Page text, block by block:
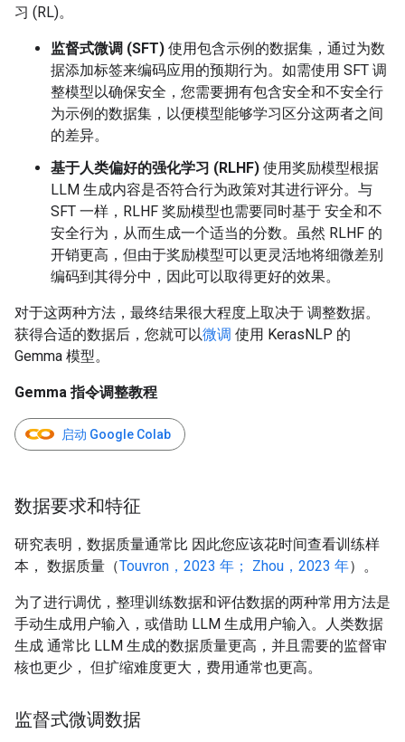
习 (RL)。
监督式微调 (SFT) 使用包含示例的数据集，通过为数
据添加标签来编码应用的预期行为。如需使用 SFT 调
整模型以确保安全，您需要拥有包含安全和不安全行
为示例的数据集，以便模型能够学习区分这两者之间
的差异。
基于人类偏好的强化学习 (RLHF) 使用奖励模型根据
LLM 生成内容是否符合行为政策对其进行评分。与
SFT 一样，RLHF 奖励模型也需要同时基于 安全和不
安全行为，从而生成一个适当的分数。虽然 RLHF 的
开销更高，但由于奖励模型可以更灵活地将细微差别
编码到其得分中，因此可以取得更好的效果。
对于这两种方法，最终结果很大程度上取决于 调整数据。
获得合适的数据后，您就可以微调 使用 KerasNLP 的
Gemma 模型。
Gemma 指令调整教程
启动 Google Colab
数据要求和特征
研究表明，数据质量通常比 因此您应该花时间查看训练样
本， 数据质量（Touvron，2023 年； Zhou，2023 年）。
为了进行调优，整理训练数据和评估数据的两种常用方法是
手动生成用户输入，或借助 LLM 生成用户输入。人类数据
生成 通常比 LLM 生成的数据质量更高，并且需要的监督审
核也更少， 但扩缩难度更大，费用通常也更高。
监督式微调数据